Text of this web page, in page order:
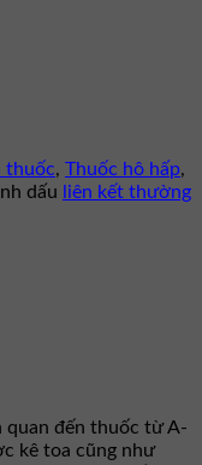
thuốc, Thuốc hô hấp,
dấu
liên kết thường
quan đến thuốc từ A-
kê toa cũng như